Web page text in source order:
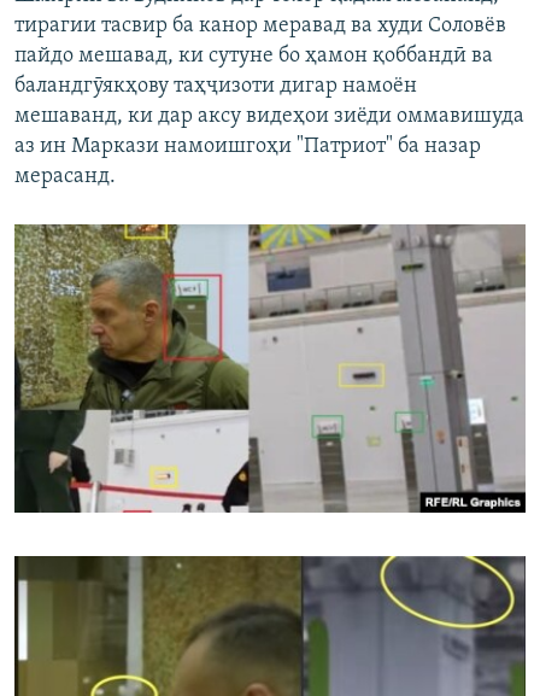
тирагии тасвир ба канор меравад ва худи Соловёв
пайдо мешавад, ки сутуне бо ҳамон қоббандӣ ва
баландгӯякҳову таҳҷизоти дигар намоён
мешаванд, ки дар аксу видеҳои зиёди оммавишуда
аз ин Маркази намоишгоҳи "Патриот" ба назар
мерасанд.